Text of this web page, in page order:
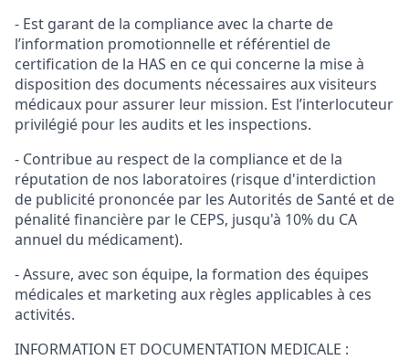
- Est garant de la compliance avec la charte de
l’information promotionnelle et référentiel de
certification de la HAS en ce qui concerne la mise à
disposition des documents nécessaires aux visiteurs
médicaux pour assurer leur mission. Est l’interlocuteur
privilégié pour les audits et les inspections.
- Contribue au respect de la compliance et de la
réputation de nos laboratoires (risque d'interdiction
de publicité prononcée par les Autorités de Santé et de
pénalité financière par le CEPS, jusqu'à 10% du CA
annuel du médicament).
- Assure, avec son équipe, la formation des équipes
médicales et marketing aux règles applicables à ces
activités.
INFORMATION ET DOCUMENTATION MEDICALE :